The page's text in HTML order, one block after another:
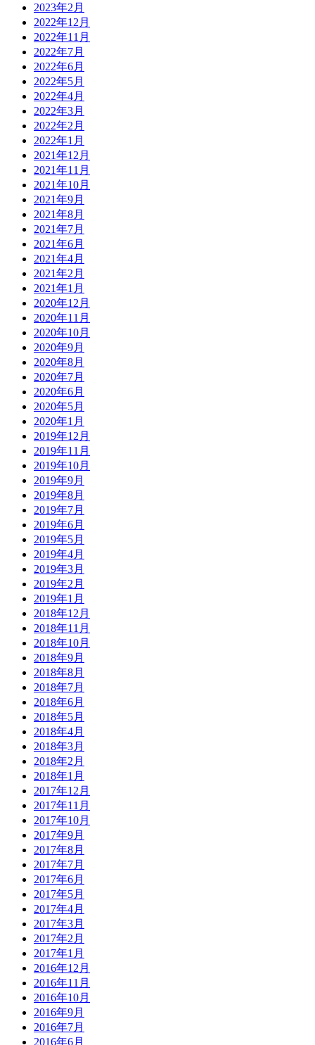
2023年2月
2022年12月
2022年11月
2022年7月
2022年6月
2022年5月
2022年4月
2022年3月
2022年2月
2022年1月
2021年12月
2021年11月
2021年10月
2021年9月
2021年8月
2021年7月
2021年6月
2021年4月
2021年2月
2021年1月
2020年12月
2020年11月
2020年10月
2020年9月
2020年8月
2020年7月
2020年6月
2020年5月
2020年1月
2019年12月
2019年11月
2019年10月
2019年9月
2019年8月
2019年7月
2019年6月
2019年5月
2019年4月
2019年3月
2019年2月
2019年1月
2018年12月
2018年11月
2018年10月
2018年9月
2018年8月
2018年7月
2018年6月
2018年5月
2018年4月
2018年3月
2018年2月
2018年1月
2017年12月
2017年11月
2017年10月
2017年9月
2017年8月
2017年7月
2017年6月
2017年5月
2017年4月
2017年3月
2017年2月
2017年1月
2016年12月
2016年11月
2016年10月
2016年9月
2016年7月
2016年6月